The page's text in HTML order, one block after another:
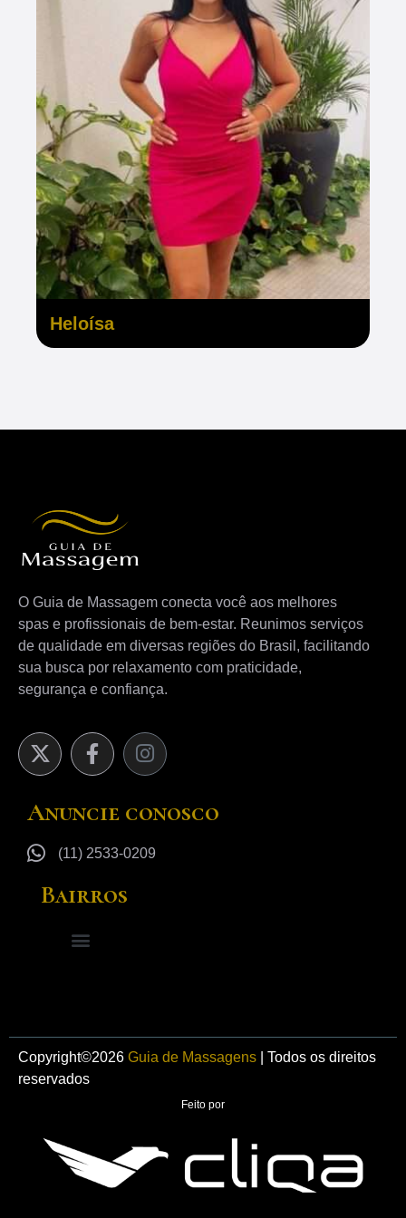
Heloísa
O Guia de Massagem conecta você aos melhores
spas e profissionais de bem-estar. Reunimos serviços
de qualidade em diversas regiões do Brasil, facilitando
sua busca por relaxamento com praticidade,
segurança e confiança.
Anuncie conosco
(11) 2533-0209
Bairros
Copyright©2026 Guia de Massagens | Todos os direitos
reservados
Feito por